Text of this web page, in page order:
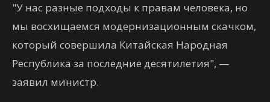
"У нас разные подходы к правам человека, но
мы восхищаемся модернизационным скачком,
который совершила Китайская Народная
Республика за последние десятилетия", —
заявил министр.